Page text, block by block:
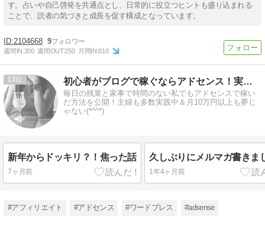
す。占いや自己啓発を共通点とし、日常的に役立つヒントも盛り込まれる
ことで、読者の気づきと成長を促す構成となっています。
2104668 9
週間IN:200 週間OUT:250 月間IN:810
13 初心者がブログで稼ぐならアドセンス！実践記やノウハウ更新中♪
毎日の残業と家事で時間のない私でもアドセンスで稼い
だ方法を公開！主婦も多数実践中＆月10万円以上も夢じ
ゃない(*^^*)
新年からドッキリ？！焦った話
7ヶ月前
久しぶりにメルマガ書きま
1年4ヶ月前
#アフィリエイト #アドセンス #ワードプレス #adsense